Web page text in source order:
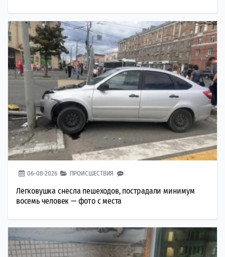
06-08-2026 ПРОИСШЕСТВИЯ
Легковушка снесла пешеходов, пострадали минимум
восемь человек — фото с места